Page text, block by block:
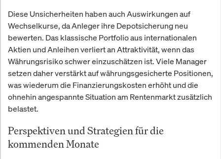
Diese Unsicherheiten haben auch Auswirkungen auf
Wechselkurse, da Anleger ihre Depotsicherung neu
bewerten. Das klassische Portfolio aus internationalen
Aktien und Anleihen verliert an Attraktivität, wenn das
Währungsrisiko schwer einzuschätzen ist. Viele Manager
setzen daher verstärkt auf währungsgesicherte Positionen,
was wiederum die Finanzierungskosten erhöht und die
ohnehin angespannte Situation am Rentenmarkt zusätzlich
belastet.
Perspektiven und Strategien für die
kommenden Monate